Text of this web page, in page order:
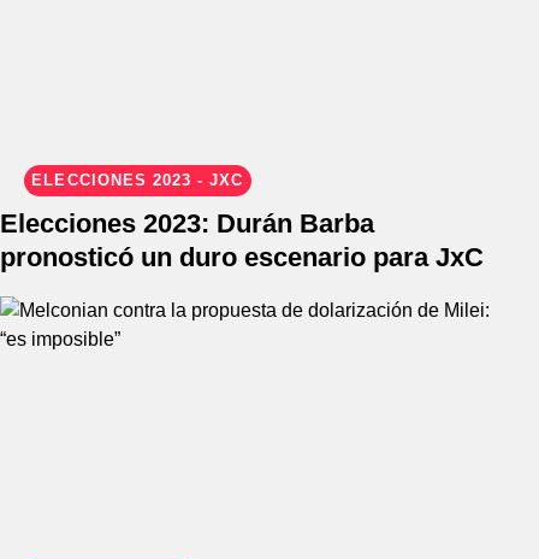
ELECCIONES 2023 - JXC
Elecciones 2023: Durán Barba
pronosticó un duro escenario para JxC